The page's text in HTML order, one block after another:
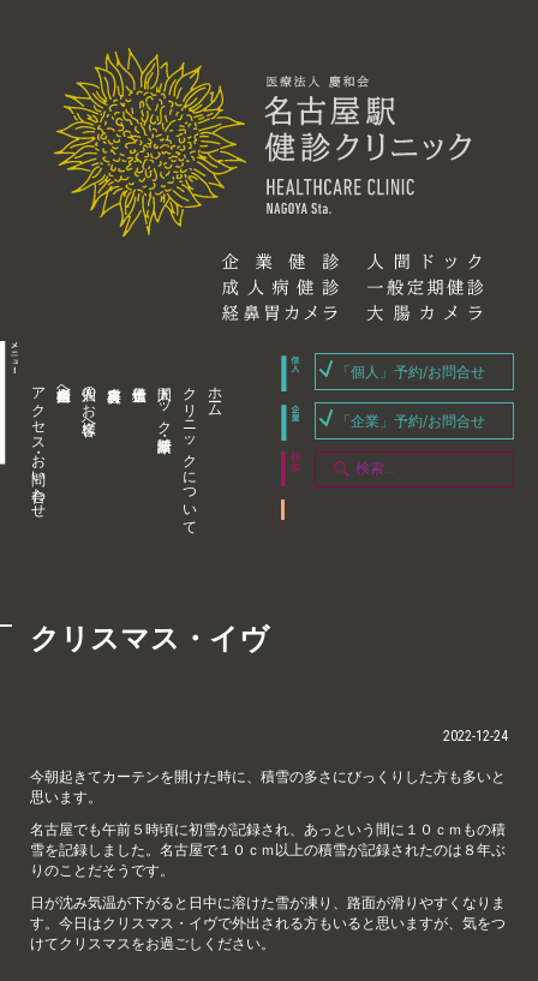
アクセス・お問い合わせ 企業内担当者様へ 個人のお客様へ 人間ドック・健康診断 クリニックについて ホーム
「個人」予約/お問合せ
「企業」予約/お問合せ
クリスマス・イヴ
2022-12-24
今朝起きてカーテンを開けた時に、積雪の多さにびっくりした方も多いと
思います。
名古屋でも午前５時頃に初雪が記録され、あっという間に１０ｃｍもの積
雪を記録しました。名古屋で１０ｃｍ以上の積雪が記録されたのは８年ぶ
りのことだそうです。
日が沈み気温が下がると日中に溶けた雪が凍り、路面が滑りやすくなりま
す。今日はクリスマス・イヴで外出される方もいると思いますが、気をつ
けてクリスマスをお過ごしください。